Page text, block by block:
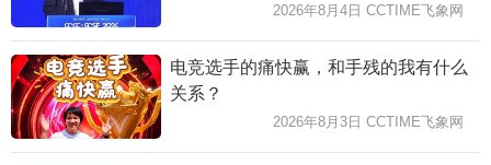
2026年8月4日 CCTIME飞象网
电竞选手的痛快赢，和手残的我有什么
关系？
2026年8月3日 CCTIME飞象网